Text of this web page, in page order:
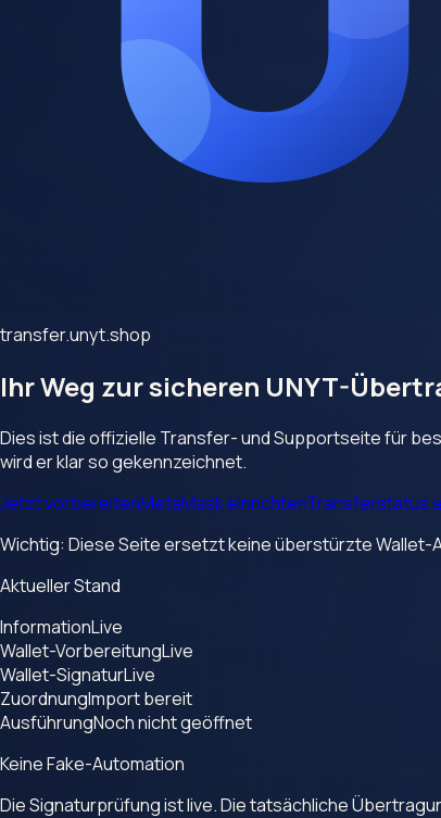
transfer.unyt.shop
Ihr Weg zur sicheren UNYT-
Dies ist die offizielle Transfer- und Supportseite für
wird er klar so gekennzeichnet.
Jetzt vorbereitenMetaMask einrichtenTransferstatus
Wichtig: Diese Seite ersetzt keine überstürzte Wallet-
Aktueller Stand
InformationLive
Wallet-VorbereitungLive
Wallet-SignaturLive
ZuordnungImport bereit
AusführungNoch nicht geöffnet
Keine Fake-Automation
Die Signaturprüfung ist live. Die tatsächliche